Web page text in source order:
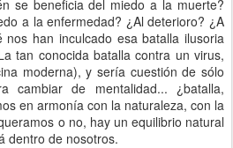
se beneficia del miedo a la muerte?
a la enfermedad? ¿Al deterioro? ¿A
nos han inculcado esa batalla ilusoria
tan conocida batalla contra un virus,
moderna), y sería cuestión de sólo
cambiar de mentalidad... ¿batalla,
en armonía con la naturaleza, con la
o no, hay un equilibrio natural
dentro de nosotros.